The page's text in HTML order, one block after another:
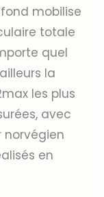
mobilise
totale
quel
la
les plus
avec
norvégien
en